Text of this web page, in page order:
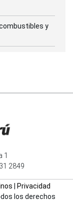
y
1
2849
Privacidad
los derechos